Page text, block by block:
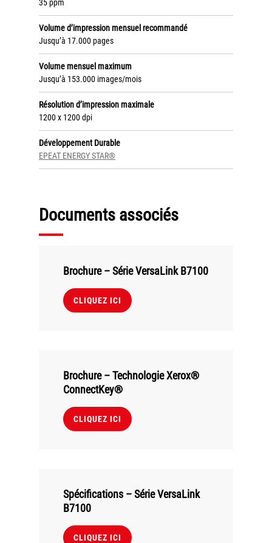
Mentions légales
© Axilis
35 ppm
Volume d’impression mensuel recommandé
Jusqu’à 17.000 pages
Volume mensuel maximum
Jusqu’à 153.000 images/mois
Résolution d’impression maximale
1200 x 1200 dpi
Développement Durable
EPEAT ENERGY STAR®
Documents associés
Brochure – Série VersaLink B7100
CLIQUEZ ICI
Brochure – Technologie Xerox®
ConnectKey®
CLIQUEZ ICI
Spécifications – Série VersaLink
B7100
CLIQUEZ ICI